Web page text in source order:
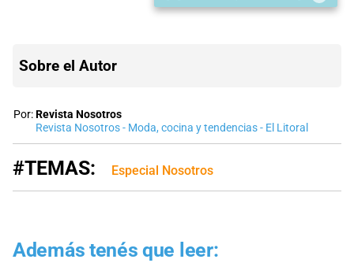
Sobre el Autor
Por:Revista Nosotros
Revista Nosotros - Moda, cocina y tendencias - El Litoral
#TEMAS: Especial Nosotros
Además tenés que leer: